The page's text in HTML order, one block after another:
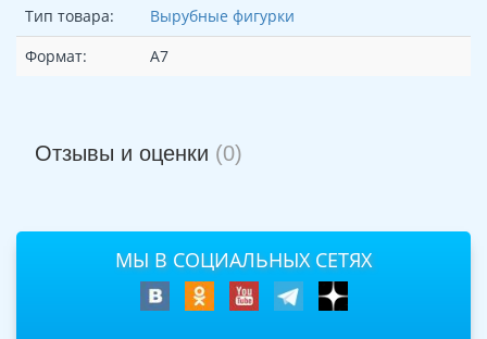
Тип товара:
Вырубные фигурки
Формат:
А7
Отзывы и оценки (0)
МЫ В СОЦИАЛЬНЫХ СЕТЯХ